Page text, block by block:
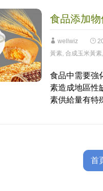
食品添加
wellwiz
黃素, 合成玉米黃素,
食品中需要強
素造成地區性
素供給量有特
首